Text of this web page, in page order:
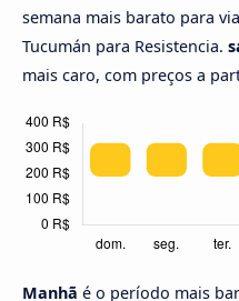
semana mais barato para
Tucumán para Resistencia.
mais caro, com preços a
Manhã é o período mais